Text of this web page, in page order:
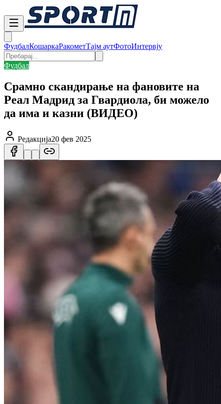
ФудбалКошаркаРакометТајм аутФотоИнтервју
Фудбал
Срамно скандирање на фановите на
Реал Мадрид за Гвардиола, би можело
да има и казни (ВИДЕО)
Редакција20 фев 2025